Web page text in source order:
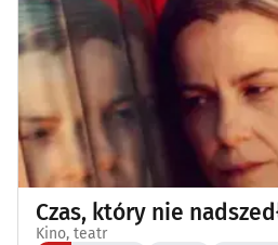
Kino, teatr